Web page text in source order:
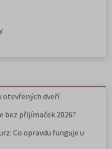
otevřených dveří
bez přijímaček 2026?
Co opravdu funguje u